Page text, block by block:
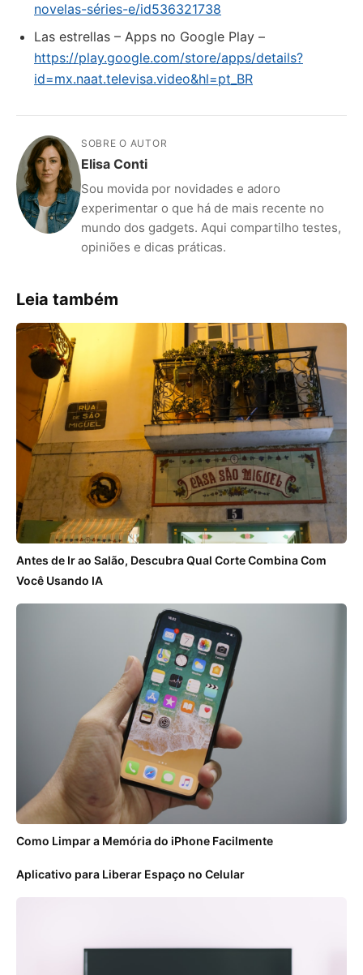
novelas-séries-e/id536321738
Las estrellas – Apps no Google Play –
https://play.google.com/store/apps/details?
id=mx.naat.televisa.video&hl=pt_BR
SOBRE O AUTOR
Elisa Conti
Sou movida por novidades e adoro
experimentar o que há de mais recente no
mundo dos gadgets. Aqui compartilho testes,
opiniões e dicas práticas.
Leia também
Antes de Ir ao Salão, Descubra Qual Corte Combina Com
Você Usando IA
Como Limpar a Memória do iPhone Facilmente
Aplicativo para Liberar Espaço no Celular